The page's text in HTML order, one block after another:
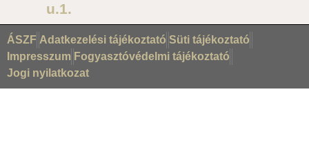
u.1.
ÁSZF Adatkezelési tájékoztató Süti tájékoztató
Impresszum Fogyasztóvédelmi tájékoztató
Jogi nyilatkozat